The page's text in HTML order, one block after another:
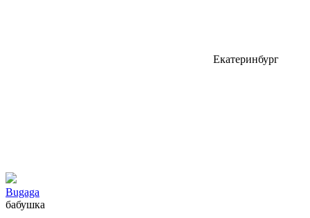
Екатеринбург
Bugаgа
бабушка